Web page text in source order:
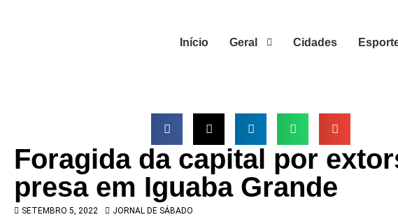
Início Geral Cidades
Foragida da capital por
presa em Iguaba Grande
SETEMBRO 5, 2022 JORNAL DE SÁBADO